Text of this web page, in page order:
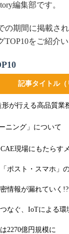
編集部です。
期間に掲載さ
をご紹介い
記事タイトル（
が行える高品質業
ニング」について
現場にもたらす
ポスト・スマホ」
情報が漏れていく!?
なぐ、IoTによる
2270億円規模に